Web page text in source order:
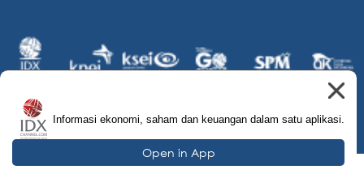
© 2026 IDX Channel. All Rights Reserved.
Informasi ekonomi, saham dan keuangan dalam satu aplikasi.
Open in App